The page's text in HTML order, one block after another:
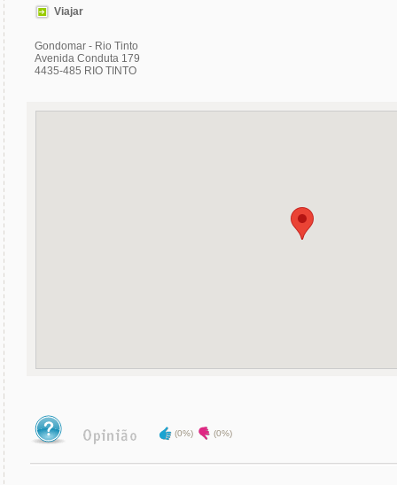
Viajar
Gondomar - Rio Tinto
Avenida Conduta 179
4435-485 RIO TINTO
(0%) (0%)